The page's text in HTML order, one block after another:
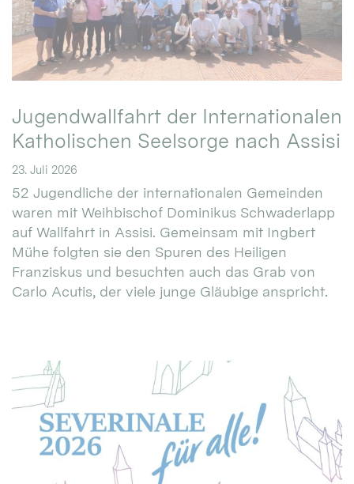
Jugendwallfahrt der Internationalen
Katholischen Seelsorge nach Assisi
23. Juli 2026
52 Jugendliche der internationalen Gemeinden
waren mit Weihbischof Dominikus Schwaderlapp
auf Wallfahrt in Assisi. Gemeinsam mit Ingbert
Mühe folgten sie den Spuren des Heiligen
Franziskus und besuchten auch das Grab von
Carlo Acutis, der viele junge Gläubige anspricht.